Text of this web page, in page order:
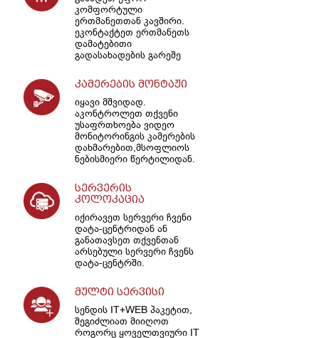
კომფორტული
ერთმანეთთან კავშირი.
ეკონტაქტეთ ერთმანეთს
დამატებითი
გადასახადების გარეშე
კამერების მონტაჟი
იყავი მშვიდად.
აკონტროლეთ თქვენი
უსაფრთხოება ვიდეო
მონიტორინგის კამერების
დახმარებით,მსოფლიოს
ნებისმიერი წერტილიდან.
სერვერის
კოლოკაცია
იქირავეთ სერვერი ჩვენი
დატა-ცენტრიდან ან
განათავსეთ თქვენთან
არსებული სერვერი ჩვენს
დატა-ცენტრში.
მულტი სერვისი
სენდის IT+WEB პაკეტით,
შეგიძლიათ მიიღოთ
როგორც ყოველთვიური IT